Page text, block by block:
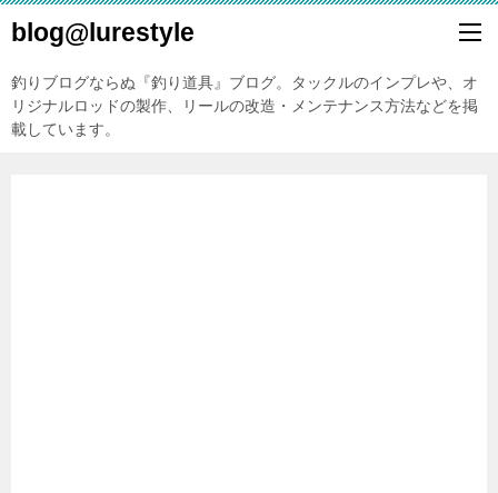
blog@lurestyle
釣りブログならぬ『釣り道具』ブログ。タックルのインプレや、オ
リジナルロッドの製作、リールの改造・メンテナンス方法などを掲
載しています。